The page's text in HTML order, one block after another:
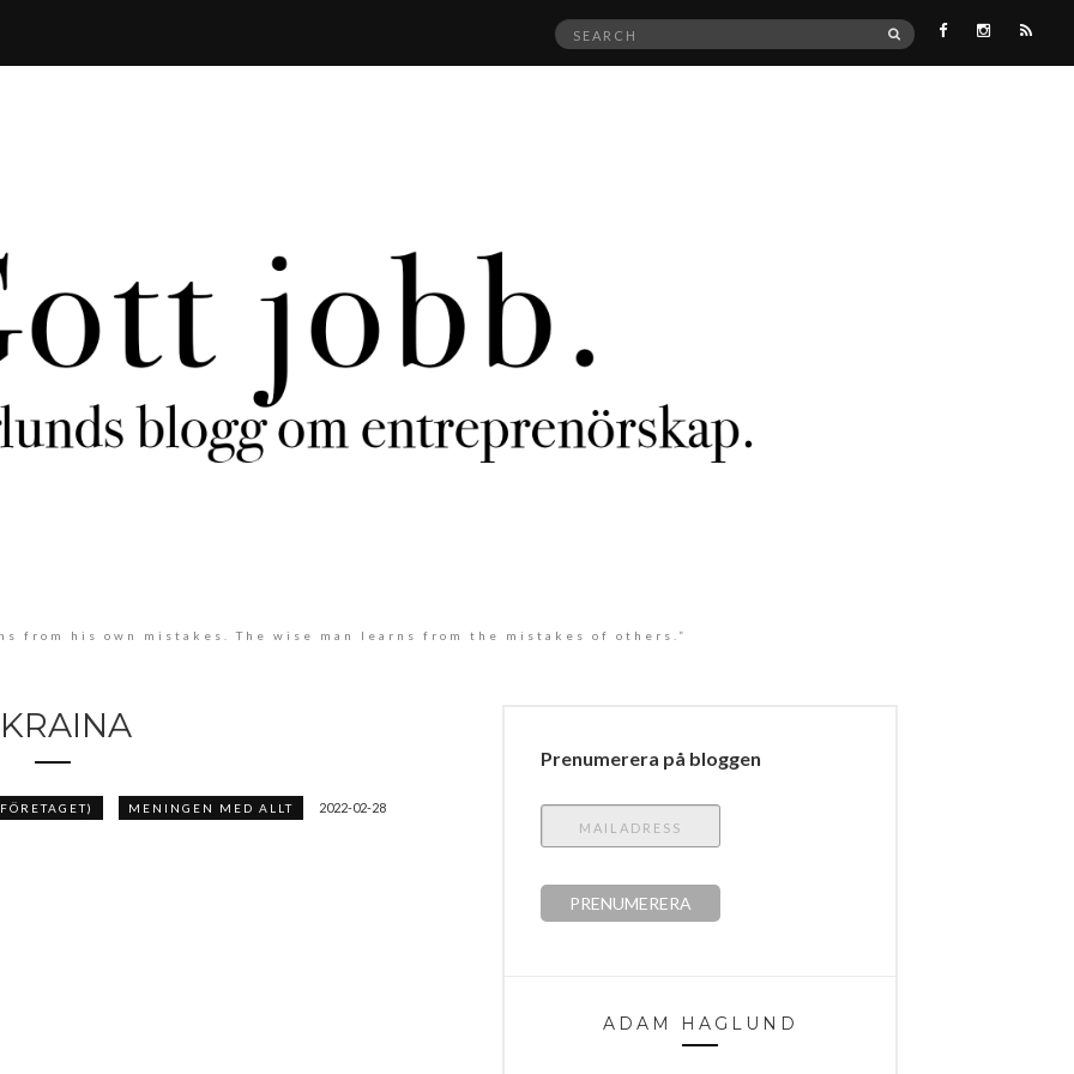
Search
for:
SEARCH
from his own mistakes. The wise man learns from the mistakes of others.”
MENINGEN MED ALLT 2022-02-28
Prenumerera på bloggen
ADAM HAGLUND